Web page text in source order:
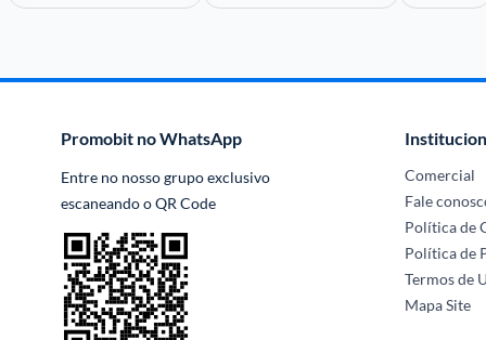
Promobit no WhatsApp
Entre no nosso grupo exclusivo
escaneando o QR Code
Comercial
Fale
Política de
Política de
Termos de
Mapa Site